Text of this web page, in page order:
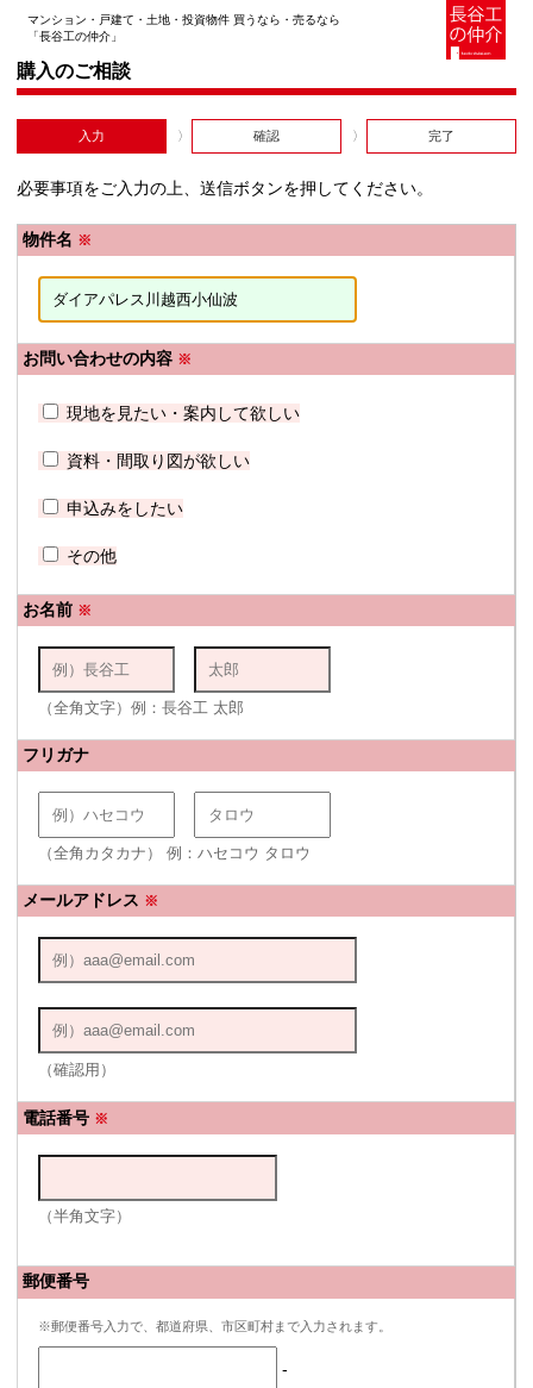
マンション・戸建て・土地・投資物件 買うなら・売るなら
「長谷工の仲介」
購入のご相談
入力 確認 完了
必要事項をご入力の上、送信ボタンを押してください。
物件名 ※
お問い合わせの内容 ※
現地を見たい・案内して欲しい
資料・間取り図が欲しい
申込みをしたい
その他
お名前 ※
（全角文字）例：長谷工 太郎
フリガナ
（全角カタカナ） 例：ハセコウ タロウ
メールアドレス ※
（確認用）
電話番号 ※
（半角文字）
郵便番号
※郵便番号入力で、都道府県、市区町村まで入力されます。
-